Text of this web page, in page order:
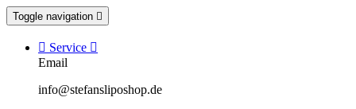
Toggle navigation 
 Service 
Email
info@stefansliposhop.de